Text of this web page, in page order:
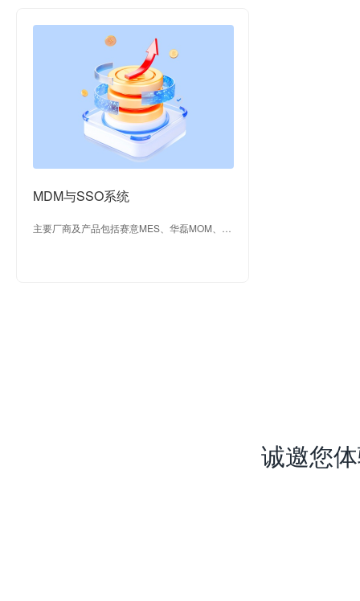
MDM与SSO系统
主要厂商及产品包括赛意MES、华磊MOM、康
诚邀您